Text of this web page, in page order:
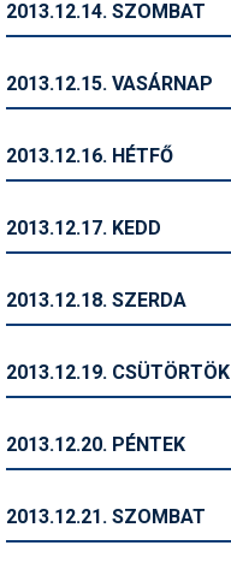
Símánia
Síszerviz
Snowboard
Szakértők
2013.12.14. SZOMBAT
2013.12.15. VASÁRNAP
2013.12.16. HÉTFŐ
2013.12.17. KEDD
2013.12.18. SZERDA
2013.12.19. CSÜTÖRTÖK
2013.12.20. PÉNTEK
2013.12.21. SZOMBAT